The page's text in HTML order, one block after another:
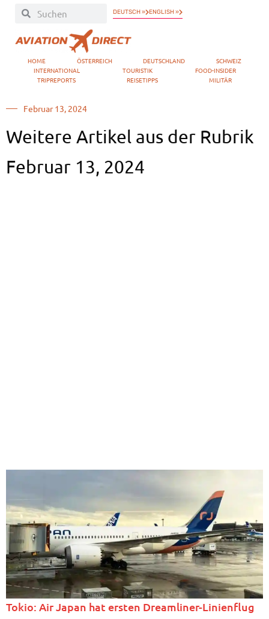
DEUTSCH » ENGLISH »
HOME ÖSTERREICH DEUTSCHLAND
SCHWEIZ
INTERNATIONAL
TOURISTIK
FOOD-INSIDER
TRIPREPORTS
REISETIPPS MILITÄR
Februar 13, 2024
Weitere Artikel aus der Rubrik
Februar 13, 2024
Tokio: Air Japan hat ersten Dreamliner-Linienflug